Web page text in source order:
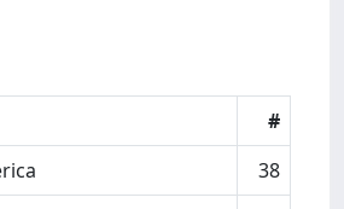
#
38